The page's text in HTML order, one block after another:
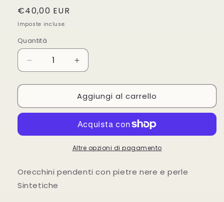
Prezzo
di
€40,00 EUR
Imposte incluse.
Quantità
Diminuisci
quantità
per
Sodini
Aumenta
quantità
per
Orecchini
Sodini
black
Aggiungi al carrello
Altre opzioni di pagamento
Orecchini pendenti con pietre nere e perle
Sintetiche